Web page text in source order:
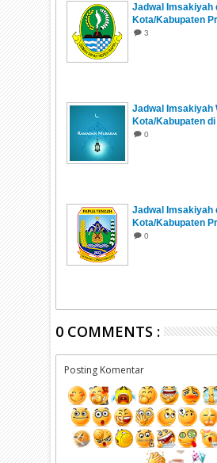
Jadwal Imsakiyah
Kota/Kabupaten
Ramadhan 1447 H/
3
Jadwal Imsakiyah
Kota/Kabupaten
0
Jadwal Imsakiyah
Kota/Kabupaten
Tengah Ramadhan
0
0 COMMENTS :
Posting Komentar